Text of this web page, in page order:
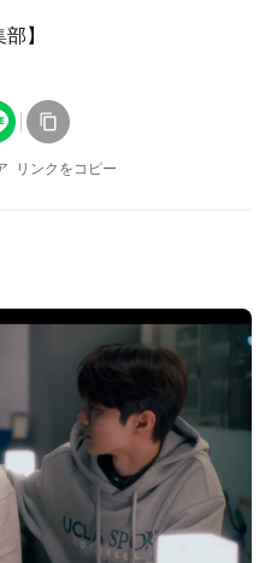
】
リンクをコピー